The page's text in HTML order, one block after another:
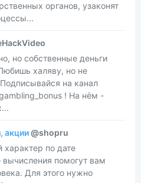
органов, узаконят
но собственные деньги
халяву, но не
на канал
! На нём -
акции@shopru
характер по дате
помогут вам
Для этого нужно